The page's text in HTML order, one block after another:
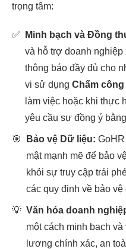
trọng tâm:
✅ Minh bạch và Đồng
và hỗ trợ doanh
thông báo đầy đủ cho
vi sử dụng Chấm công
làm việc hoặc khi thực
yêu cầu sự đồng ý
🎯 Bảo vệ Dữ liệu:
mật mạnh mẽ để bảo
khỏi sự truy cập trái
các quy định về bảo
💡 Văn hóa doanh
một cách minh bạch
lương chính xác, an